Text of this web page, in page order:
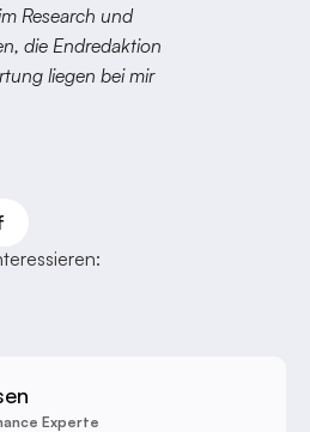
Research und
die Endredaktion
liegen bei mir
Experte